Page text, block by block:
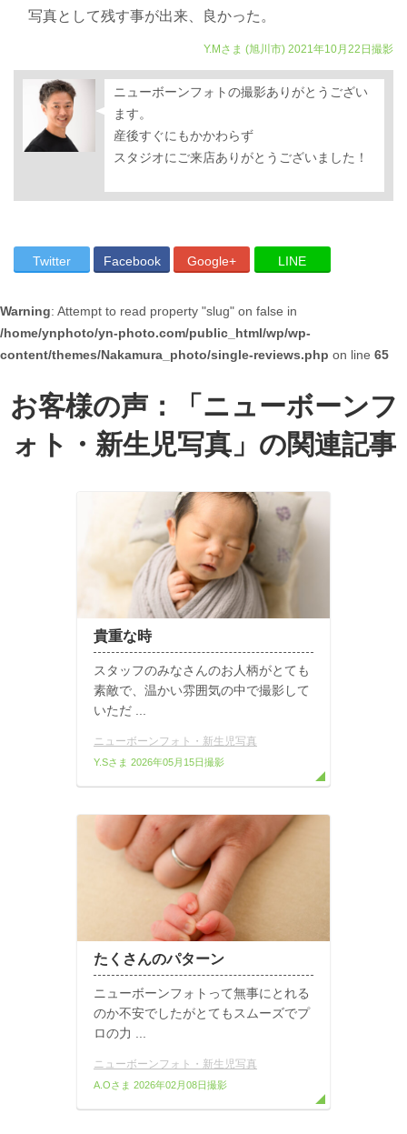
写真として残す事が出来、良かった。
Y.Mさま (旭川市) 2021年10月22日撮影
ニューボーンフォトの撮影ありがとうござい
ます。
産後すぐにもかかわらず
スタジオにご来店ありがとうございました！
Twitter Facebook Google+ LINE
Warning: Attempt to read property "slug" on false in
/home/ynphoto/yn-photo.com/public_html/wp/wp-
content/themes/Nakamura_photo/single-reviews.php on line 65
お客様の声：「 ニューボーンフ
ォト・新生児写真」の関連記事
貴重な時
スタッフのみなさんのお人柄がとても
素敵で、温かい雰囲気の中で撮影して
いただ ...
ニューボーンフォト・新生児写真
Y.Sさま 2026年05月15日撮影
たくさんのパターン
ニューボーンフォトって無事にとれる
のか不安でしたがとてもスムーズでプ
ロの力 ...
ニューボーンフォト・新生児写真
A.Oさま 2026年02月08日撮影